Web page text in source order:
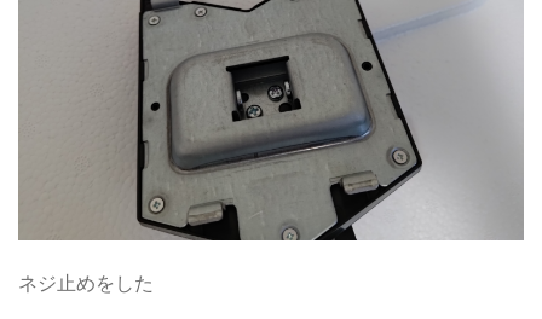
ネジ止めをした